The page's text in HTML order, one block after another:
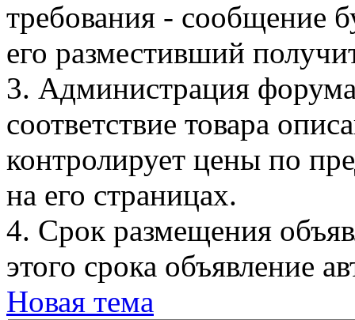
требования - сообщение
его разместивший
3. Администрация форума
соответствие товара
контролирует цены по
на его страницах.
4. Срок размещения
этого срока объявление
Новая тема